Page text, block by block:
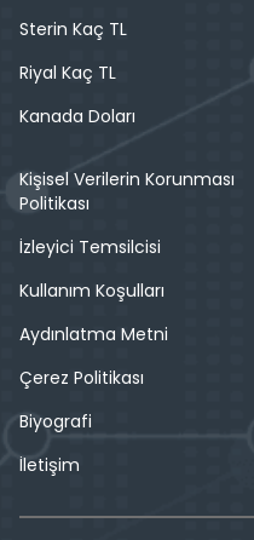
Sterin Kaç TL
Riyal Kaç TL
Kanada Doları
Kişisel Verilerin Korunması
Politikası
İzleyici Temsilcisi
Kullanım Koşulları
Aydınlatma Metni
Çerez Politikası
Biyografi
İletişim